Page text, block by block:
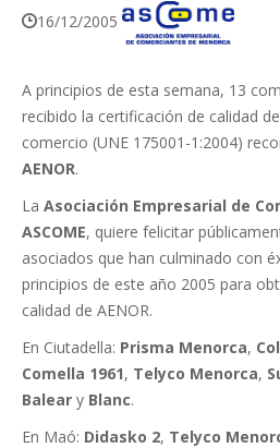
16/12/2005
A principios de esta semana, 13
recibido la certificación de calidad
comercio (UNE 175001-1:2004)
AENOR.
La Asociación Empresarial de
ASCOME, quiere felicitar
asociados que han culminado con
principios de este año 2005 para
calidad de AENOR.
En Ciutadella: Prisma Menorca,
Comella 1961, Telyco Menorca,
Balear y Blanc.
En Maó: Didasko 2, Telyco